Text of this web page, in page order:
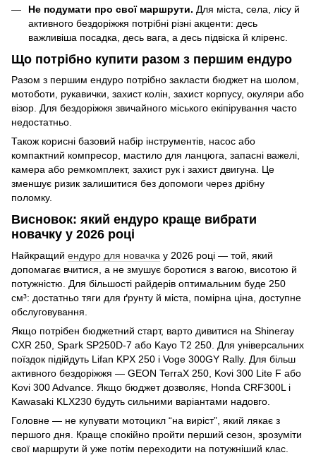
Не подумати про свої маршрути. Для міста, села, лісу й
активного бездоріжжя потрібні різні акценти: десь
важливіша посадка, десь вага, а десь підвіска й кліренс.
Що потрібно купити разом з першим ендуро
Разом з першим ендуро потрібно закласти бюджет на шолом,
мотоботи, рукавички, захист колін, захист корпусу, окуляри або
візор. Для бездоріжжя звичайного міського екіпірування часто
недостатньо.
Також корисні базовий набір інструментів, насос або
компактний компресор, мастило для ланцюга, запасні важелі,
камера або ремкомплект, захист рук і захист двигуна. Це
зменшує ризик залишитися без допомоги через дрібну
поломку.
Висновок: який ендуро краще вибрати
новачку у 2026 році
Найкращий ендуро для новачка у 2026 році — той, який
допомагає вчитися, а не змушує боротися з вагою, висотою й
потужністю. Для більшості райдерів оптимальним буде 250
см³: достатньо тяги для ґрунту й міста, помірна ціна, доступне
обслуговування.
Якщо потрібен бюджетний старт, варто дивитися на Shineray
CXR 250, Spark SP250D-7 або Kayo T2 250. Для універсальних
поїздок підійдуть Lifan KPX 250 і Voge 300GY Rally. Для більш
активного бездоріжжя — GEON TerraX 250, Kovi 300 Lite F або
Kovi 300 Advance. Якщо бюджет дозволяє, Honda CRF300L і
Kawasaki KLX230 будуть сильними варіантами надовго.
Головне — не купувати мотоцикл “на виріст”, який лякає з
першого дня. Краще спокійно пройти перший сезон, зрозуміти
свої маршрути й уже потім переходити на потужніший клас.